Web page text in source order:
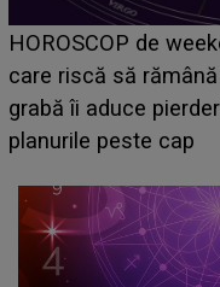
Emanuel a ținut
acum! În fața
face o
sa: "I-am spus și ei